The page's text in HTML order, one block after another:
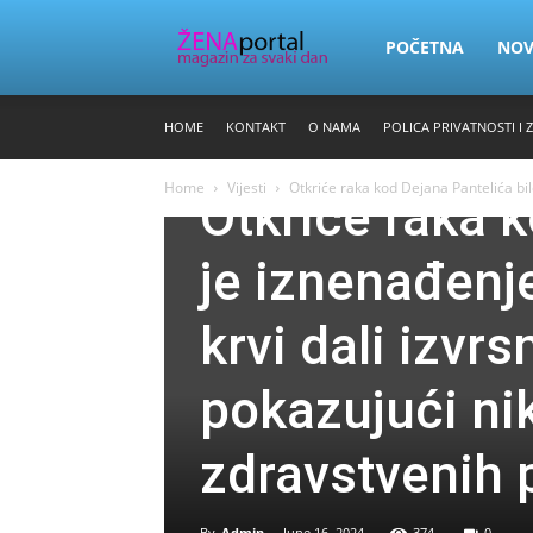
Zena
POČETNA
HOME KONTAKT O NAMA POLICA PRIVATNOSTI I
Home Vijesti Otkriće raka kod Dejana Pantelića
Vijesti Zdravlje
Otkriće raka
je
krvi dali
pokazujući
zdravstvenih